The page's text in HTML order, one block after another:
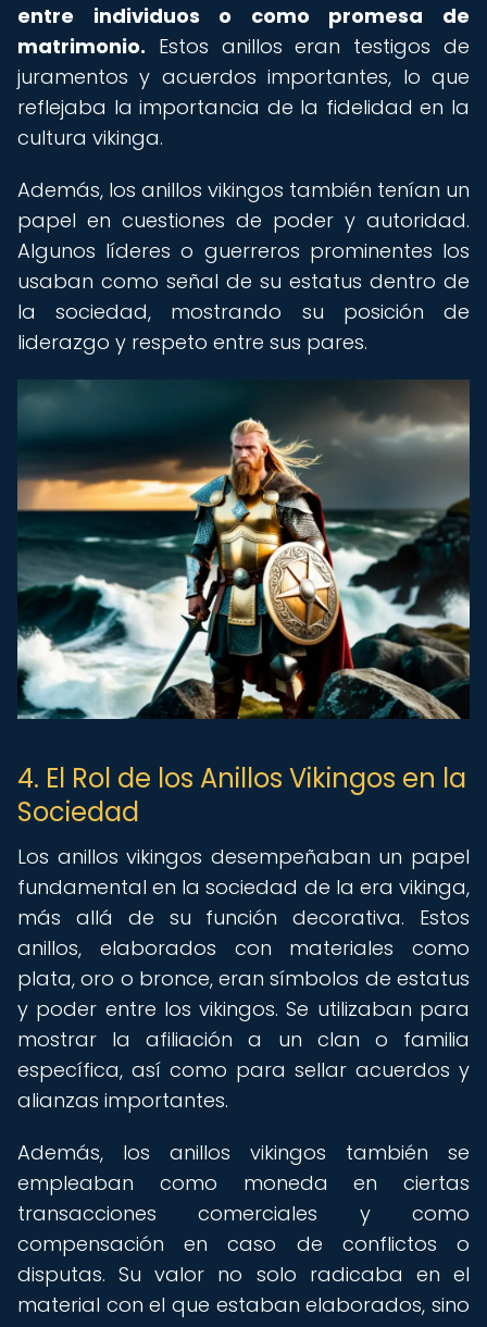
entre individuos o como promesa de
matrimonio. Estos anillos eran testigos de
juramentos y acuerdos importantes, lo que
reflejaba la importancia de la fidelidad en la
cultura vikinga.
Además, los anillos vikingos también tenían un
papel en cuestiones de poder y autoridad.
Algunos líderes o guerreros prominentes los
usaban como señal de su estatus dentro de
la sociedad, mostrando su posición de
liderazgo y respeto entre sus pares.
4. El Rol de los Anillos Vikingos en la
Sociedad
Los anillos vikingos desempeñaban un papel
fundamental en la sociedad de la era vikinga,
más allá de su función decorativa. Estos
anillos, elaborados con materiales como
plata, oro o bronce, eran símbolos de estatus
y poder entre los vikingos. Se utilizaban para
mostrar la afiliación a un clan o familia
específica, así como para sellar acuerdos y
alianzas importantes.
Además, los anillos vikingos también se
empleaban como moneda en ciertas
transacciones comerciales y como
compensación en caso de conflictos o
disputas. Su valor no solo radicaba en el
material con el que estaban elaborados, sino